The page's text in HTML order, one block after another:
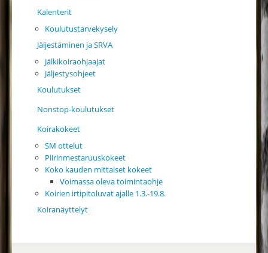
Kalenterit
Koulutustarvekysely
Jäljestäminen ja SRVA
Jälkikoiraohjaajat
Jäljestysohjeet
Koulutukset
Nonstop-koulutukset
Koirakokeet
SM ottelut
Piirinmestaruuskokeet
Koko kauden mittaiset kokeet
Voimassa oleva toimintaohje
Koirien irtipitoluvat ajalle 1.3.-19.8.
Koiranäyttelyt